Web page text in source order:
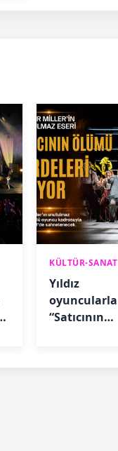
KÜLTÜR-SANAT
Yıldız
oyuncularla
“Satıcının